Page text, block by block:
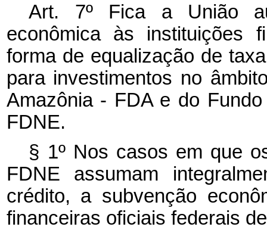
Art. 7º Fica a União
econômica às instituições
forma de equalização de
para investimentos no
Amazônia - FDA e do
FDNE.
§ 1º Nos casos em que
FDNE assumam
crédito, a subvenção
financeiras oficiais federais